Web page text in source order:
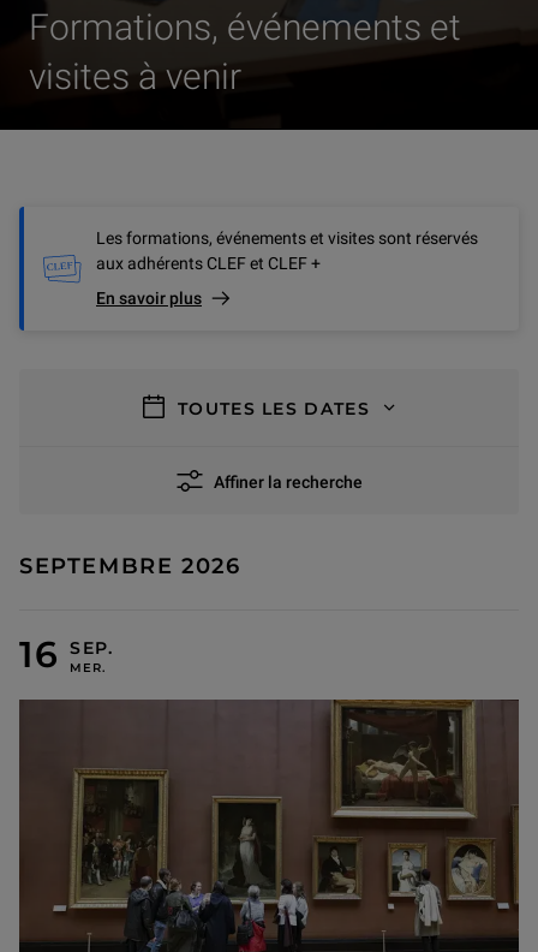
Formations, événements et
visites à venir
Les formations, événements et visites sont réservés
aux adhérents CLEF et CLEF +
En savoir plus
TOUTES LES DATES
Affiner la recherche
SEPTEMBRE 2026